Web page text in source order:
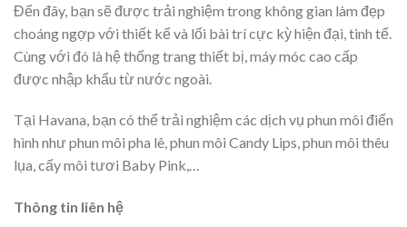
Đến đây, bạn sẽ được trải nghiệm trong không gian làm đẹp
choáng ngợp với thiết kế và lối bài trí cực kỳ hiện đại, tinh tế.
Cùng với đó là hệ thống trang thiết bị, máy móc cao cấp
được nhập khẩu từ nước ngoài.
Tại Havana, bạn có thể trải nghiệm các dịch vụ phun môi điển
hình như phun môi pha lê, phun môi Candy Lips, phun môi thêu
lụa, cấy môi tươi Baby Pink,…
Thông tin liên hệ